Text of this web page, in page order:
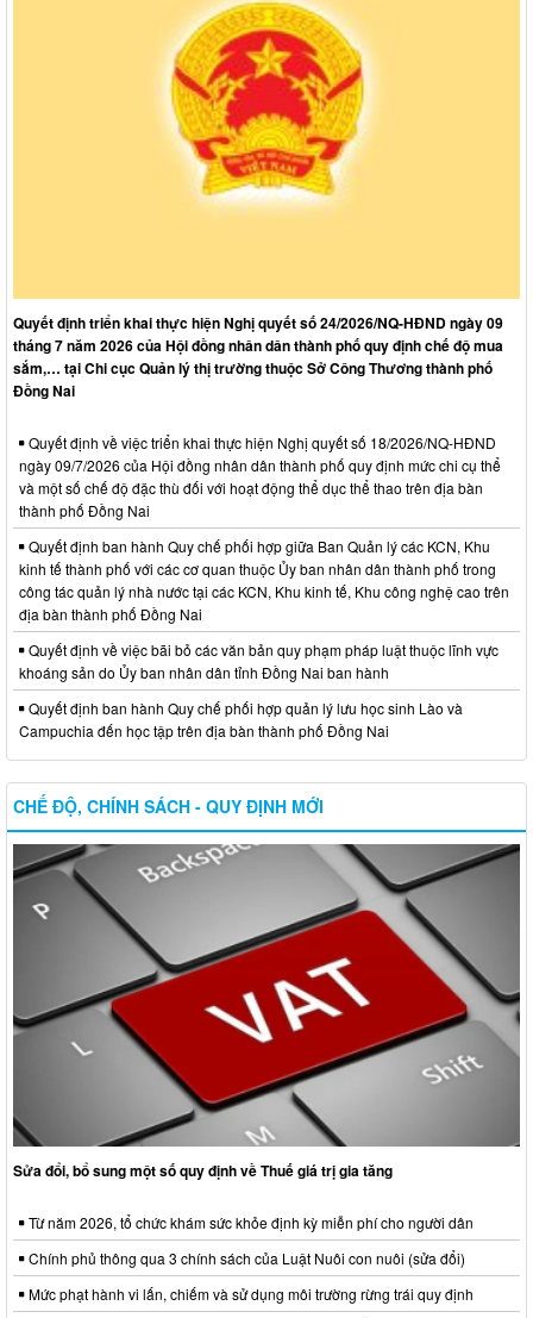
Quyết định triển khai thực hiện Nghị quyết số 24/2026/NQ-HĐND ngày 09
tháng 7 năm 2026 của Hội đồng nhân dân thành phố quy định chế độ mua
sắm,… tại Chi cục Quản lý thị trường thuộc Sở Công Thương thành phố
Đồng Nai
Quyết định về việc triển khai thực hiện Nghị quyết số 18/2026/NQ-HĐND
ngày 09/7/2026 của Hội đồng nhân dân thành phố quy định mức chi cụ thể
và một số chế độ đặc thù đối với hoạt động thể dục thể thao trên địa bàn
thành phố Đồng Nai
Quyết định ban hành Quy chế phối hợp giữa Ban Quản lý các KCN, Khu
kinh tế thành phố với các cơ quan thuộc Ủy ban nhân dân thành phố trong
công tác quản lý nhà nước tại các KCN, Khu kinh tế, Khu công nghệ cao trên
địa bàn thành phố Đồng Nai
Quyết định về việc bãi bỏ các văn bản quy phạm pháp luật thuộc lĩnh vực
khoáng sản do Ủy ban nhân dân tỉnh Đồng Nai ban hành
Quyết định ban hành Quy chế phối hợp quản lý lưu học sinh Lào và
Campuchia đến học tập trên địa bàn thành phố Đồng Nai
CHẾ ĐỘ, CHÍNH SÁCH - QUY ĐỊNH MỚI
Sửa đổi, bổ sung một số quy định về Thuế giá trị gia tăng
Từ năm 2026, tổ chức khám sức khỏe định kỳ miễn phí cho người dân
Chính phủ thông qua 3 chính sách của Luật Nuôi con nuôi (sửa đổi)
Mức phạt hành vi lấn, chiếm và sử dụng môi trường rừng trái quy định